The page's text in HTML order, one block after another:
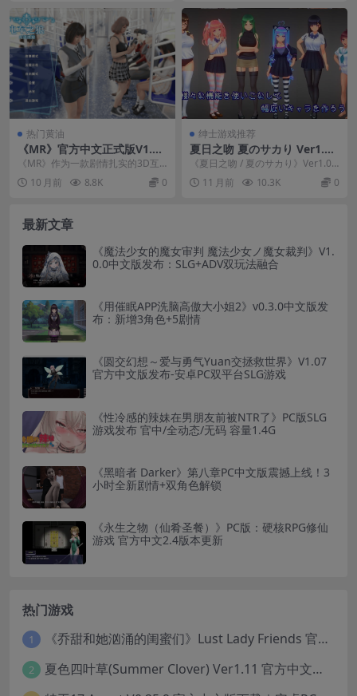
热门黄油
《MR》官方中文正式版V1.04
发布：3D互动SLG游戏，多结
《MR》作为一款剧情扎实的3D互
动SLG游戏，凭借其悬疑主线与多
结局分支设计，为...
10 月前 8.8K 0
绅士游戏推荐
夏日之吻 夏のサカり Ver1.0
正式版+存档 PC电脑版 SLG游
《夏日之吻 / 夏のサカり》Ver1.0
正式版现已发布，这是一款互动SL
G类型...
11 月前 10.3K 0
最新文章
《魔法少女的魔女审判 魔法少女ノ魔女裁判》V1.
0.0中文版发布：SLG+ADV双玩法融合
《用催眠APP洗脑高傲大小姐2》v0.3.0中文版发
布：新增3角色+5剧情
《圆交幻想～爱与勇气Yuan交拯救世界》V1.07
官方中文版发布-安卓PC双平台SLG游戏
《性冷感的辣妹在男朋友前被NTR了》PC版SLG
游戏发布 官中/全动态/无码 容量1.4G​
《黑暗者 Darker》第八章PC中文版震撼上线！3
小时全新剧情+双角色解锁
《永生之物（仙肴圣餐）》PC版：硬核RPG修仙
游戏 官方中文2.4版本更新
热门游戏
1 《乔甜和她汹涌的闺蜜们》Lust Lady Friends 官方中文版 SLG模拟经营游戏｜角色情感互动｜动态画面
2 夏色四叶草(Summer Clover) Ver1.11 官方中文版：全CG无修+动态互动SLG游戏下载